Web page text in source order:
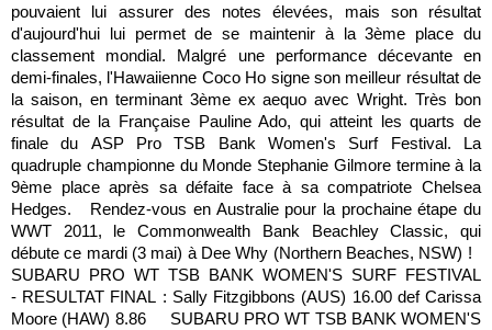
pouvaient lui assurer des notes élevées, mais son résultat
d'aujourd'hui lui permet de se maintenir à la 3ème place du
classement mondial. Malgré une performance décevante en
demi-finales, l'Hawaiienne Coco Ho signe son meilleur résultat de
la saison, en terminant 3ème ex aequo avec Wright. Très bon
résultat de la Française Pauline Ado, qui atteint les quarts de
finale du ASP Pro TSB Bank Women's Surf Festival. La
quadruple championne du Monde Stephanie Gilmore termine à la
9ème place après sa défaite face à sa compatriote Chelsea
Hedges. Rendez-vous en Australie pour la prochaine étape du
WWT 2011, le Commonwealth Bank Beachley Classic, qui
débute ce mardi (3 mai) à Dee Why (Northern Beaches, NSW) !
SUBARU PRO WT TSB BANK WOMEN'S SURF FESTIVAL
- RESULTAT FINAL : Sally Fitzgibbons (AUS) 16.00 def Carissa
Moore (HAW) 8.86 SUBARU PRO WT TSB BANK WOMEN'S